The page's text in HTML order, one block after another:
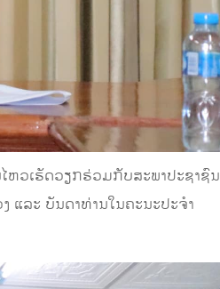
ວເຮັດວຽກຮ່ວມກັບສະພາປະຊາຊົນ
ແລະ ບັນດາທ່ານໃນຄະນະປະຈໍາ